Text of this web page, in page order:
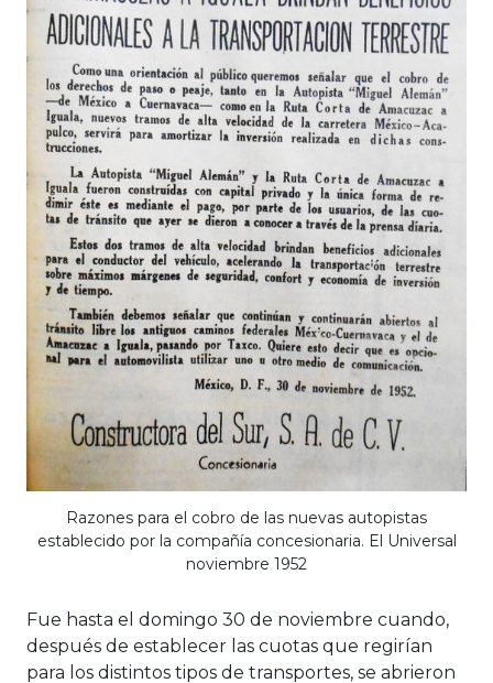
Razones para el cobro de las nuevas autopistas
establecido por la compañía concesionaria. El Universal
noviembre 1952
Fue hasta el domingo 30 de noviembre cuando,
después de establecer las cuotas que regirían
para los distintos tipos de transportes, se abrieron